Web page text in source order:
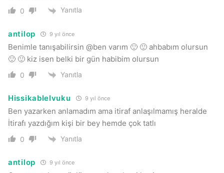
0 Yanıtla
antilop 9 yıl önce
Benimle tanışabilirsin @ben varım 🙂 🙂 ahbabım olursun
🙂 🙂 kiz isen belki bir gün habibim olursun
0 Yanıtla
Hissikablelvuku 9 yıl önce
Ben yazarken anlamadım ama itiraf anlaşılmamış heralde
İtirafı yazdığım kişi bir bey hemde çok tatlı
0 Yanıtla
antilop 9 yıl önce